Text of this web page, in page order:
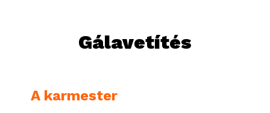
Gálavetítés
A karmester